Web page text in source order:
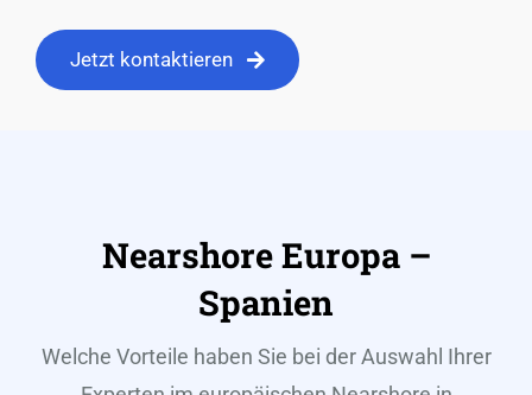
Jetzt kontaktieren
NearshoreEuropa –
Spanien
Welche Vorteile haben Sie bei der Auswahl Ihrer